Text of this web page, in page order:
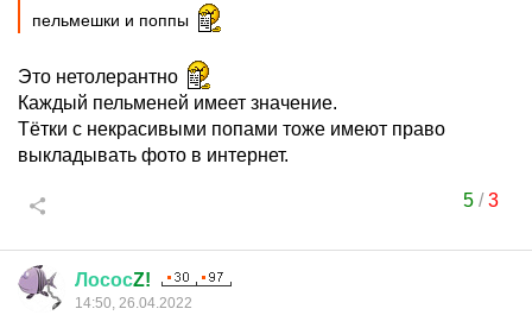
пельмешки и поппы
Это нетолерантно
Каждый пельменей имеет значение.
Тётки с некрасивыми попами тоже имеют право
выкладывать фото в интернет.
5/3
ЛососZ!
14:50, 26.04.2022